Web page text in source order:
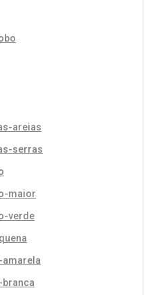
areias
serras
maior
verde